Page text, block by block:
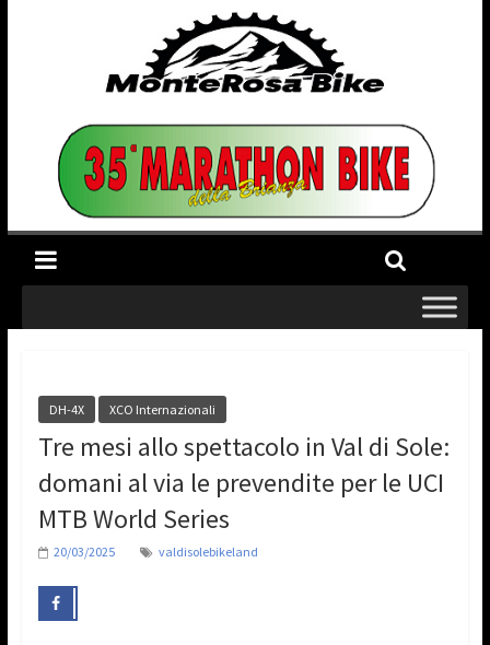
DH-4X XCO Internazionali
Tre mesi allo spettacolo in Val di Sole:
domani al via le prevendite per le UCI
MTB World Series
20/03/2025 valdisolebikeland